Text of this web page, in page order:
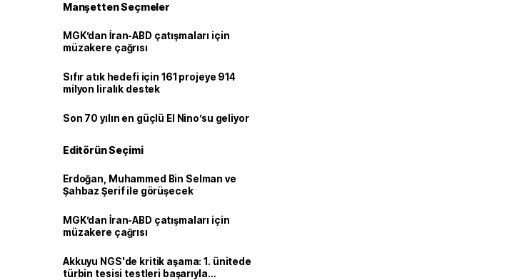
Manşetten Seçmeler
MGK’dan İran-ABD çatışmaları için
müzakere çağrısı
Sıfır atık hedefi için 161 projeye 914
milyon liralık destek
Son 70 yılın en güçlü El Nino’su geliyor
Editörün Seçimi
Erdoğan, Muhammed Bin Selman ve
Şahbaz Şerif ile görüşecek
MGK’dan İran-ABD çatışmaları için
müzakere çağrısı
Akkuyu NGS'de kritik aşama: 1. ünitede
türbin tesisi testleri başarıyla